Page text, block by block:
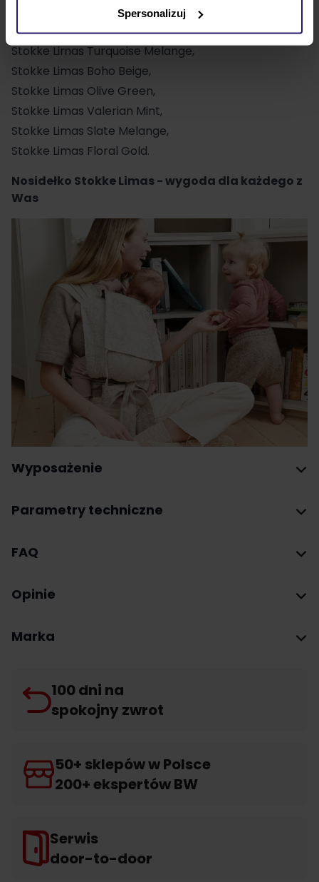
Spersonalizuj
Stokke Limas Floral Slate,
Stokke Limas Valerian Beige,
Stokke Limas Turquoise Melange,
Stokke Limas Boho Beige,
Stokke Limas Olive Green,
Stokke Limas Valerian Mint,
Stokke Limas Slate Melange,
Stokke Limas Floral Gold.
Nosidełko Stokke Limas - wygoda dla każdego z
Was
Wyposażenie
Parametry techniczne
FAQ
Opinie
Marka
100 dni na
spokojny zwrot
50+ sklepów w Polsce
200+ ekspertów BW
Serwis
door-to-door